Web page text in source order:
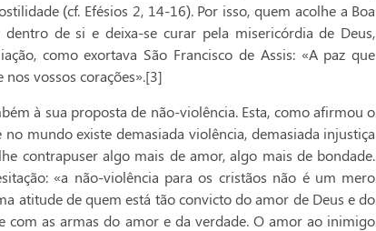
(cf. Efésios 2, 14-16). Por isso, quem acolhe a Boa
de si e deixa-se curar pela misericórdia de Deus,
como exortava São Francisco de Assis: «A paz que
vossos corações».[3]
à sua proposta de não-violência. Esta, como afirmou o
mundo existe demasiada violência, demasiada injustiça
contrapuser algo mais de amor, algo mais de bondade.
«a não-violência para os cristãos não é um mero
atitude de quem está tão convicto do amor de Deus e do
as armas do amor e da verdade. O amor ao inimigo